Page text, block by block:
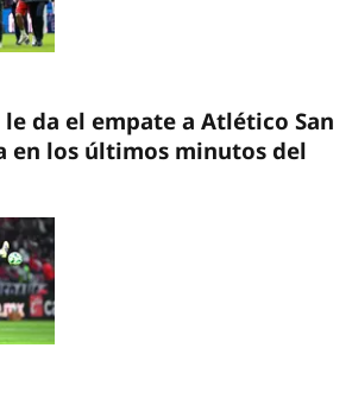
da el empate a Atlético San
en los últimos minutos del